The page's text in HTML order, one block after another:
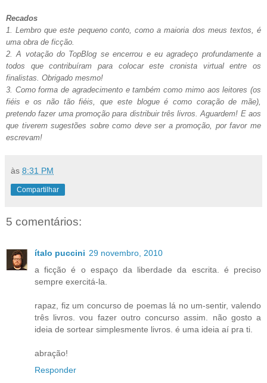
Recados
1. Lembro que este pequeno conto, como a maioria dos meus textos, é
uma obra de ficção.
2. A votação do TopBlog se encerrou e eu agradeço profundamente a
todos que contribuíram para colocar este cronista virtual entre os
finalistas. Obrigado mesmo!
3. Como forma de agradecimento e também como mimo aos leitores (os
fiéis e os não tão fiéis, que este blogue é como coração de mãe),
pretendo fazer uma promoção para distribuir três livros. Aguardem! E aos
que tiverem sugestões sobre como deve ser a promoção, por favor me
escrevam!
às 8:31 PM
Compartilhar
5 comentários:
ítalo puccini 29 novembro, 2010
a ficção é o espaço da liberdade da escrita. é preciso
sempre exercitá-la.
rapaz, fiz um concurso de poemas lá no um-sentir, valendo
três livros. vou fazer outro concurso assim. não gosto a
ideia de sortear simplesmente livros. é uma ideia aí pra ti.
abração!
Responder